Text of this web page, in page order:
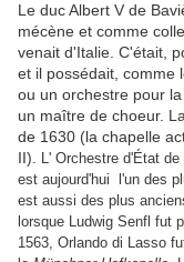
Le duc Albert V de
mécène et comme
venait d'Italie. C'était,
et il possédait,
ou un orchestre pour
un maître de choeur.
de 1630 (la chapelle
II).
L' Orchestre d'État
est aujourd'hui l'un des
est aussi des plus
lorsque Ludwig Senfl fut
1563, Orlando di Lasso